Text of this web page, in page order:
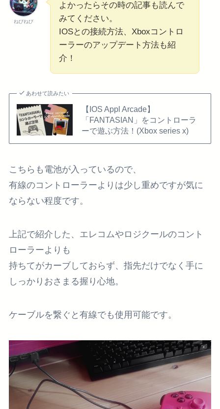
ねびねび
よかったらその時の記事も読んで
みてください。
IOSとの接続方法、Xboxコントロ
ーラーのアップデート方法も紹
介！
あわせて読みたい
【IOS Appl Arcade】
「FANTASIAN」をコントローラ
ーで遊ぶ方法！(Xbox series x)
こちらも電池が入っているので、
有線のコントローラーよりは少し重めですが気に
ならない程度です。
上記で紹介した、エレコムやロジクールのコント
ローラーよりも
持ちてがカーブしておらず、指先だけでなく手に
しっかりおさまる握り心地。
ケーブルを繋ぐと有線でも使用可能です。